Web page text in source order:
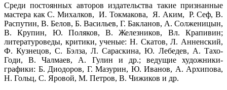
Среди постоянных авторов издательства такие признанные
мастера как С. Михалков, И. Токмакова, Я. Аким, Р. Сеф, В.
Распутин, В. Белов, Б. Васильев, Г. Бакланов, А. Солженицын,
В. Крупин, Ю. Поляков, В. Железников, Вл. Крапивин;
литературоведы, критики, ученые: Н. Скатов, Л. Анненский,
Ф. Кузнецов, С. Бэлза, Л. Сараскина, Ю. Лебедев, А. Тахо-
Годи, В. Чалмаев, А. Гулин и др.; ведущие художники-
графики: Б. Диодоров, Г. Мазурин, Ю. Иванов, А. Архипова,
Н. Гольц, С. Яровой, М. Петров, В. Чижиков и др.